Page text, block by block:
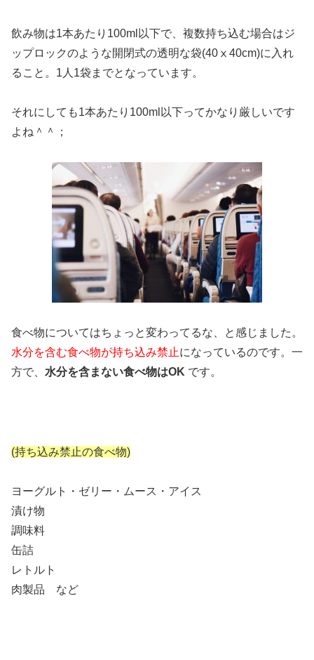
飲み物は1本あたり100ml以下で、複数持ち込む場合はジ
ップロックのような開閉式の透明な袋(40ⅹ40cm)に入れ
ること。1人1袋までとなっています。
それにしても1本あたり100ml以下ってかなり厳しいです
よね＾＾；
食べ物についてはちょっと変わってるな、と感じました。
水分を含む食べ物が持ち込み禁止になっているのです。一
方で、 水分を含まない食べ物はOK です。
(持ち込み禁止の食べ物)
ヨーグルト・ゼリー・ムース・アイス
漬け物
調味料
缶詰
レトルト
肉製品 など